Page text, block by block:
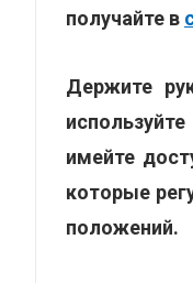
получайте в
Держите
имейте
которые
положений.